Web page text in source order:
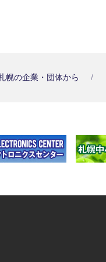
幌の企業・団体から